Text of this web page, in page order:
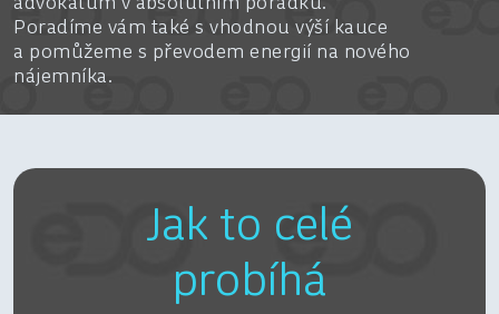
Poradíme vám také s vhodnou výší kauce
a pomůžeme s převodem energií na nového
nájemníka.
Jak to celé
probíhá